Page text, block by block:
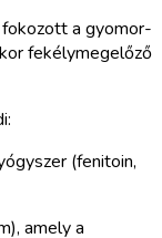
a gyomor-
fekélymegelőző
(fenitoin,
amely a